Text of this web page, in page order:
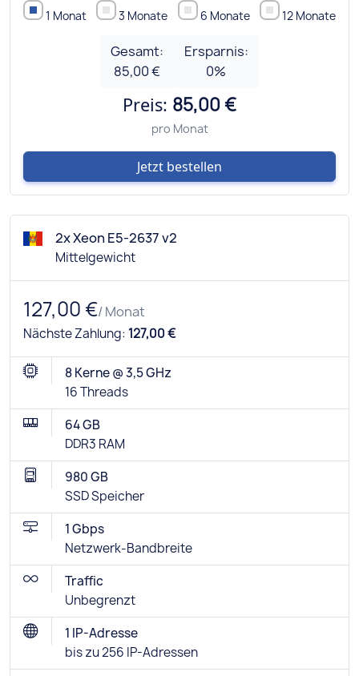
1 Monat 3 Monate 6 Monate 12 Monate
Gesamt:
85,00 €
Ersparnis:
0%
Preis: 85,00 €
pro Monat
Jetzt bestellen
2x Xeon E5-2637 v2
Mittelgewicht
127,00 €/ Monat
Nächste Zahlung: 127,00 €
8 Kerne @ 3,5 GHz
16 Threads
64 GB
DDR3 RAM
980 GB
SSD Speicher
1 Gbps
Netzwerk-Bandbreite
Traffic
Unbegrenzt
1 IP-Adresse
bis zu 256 IP-Adressen